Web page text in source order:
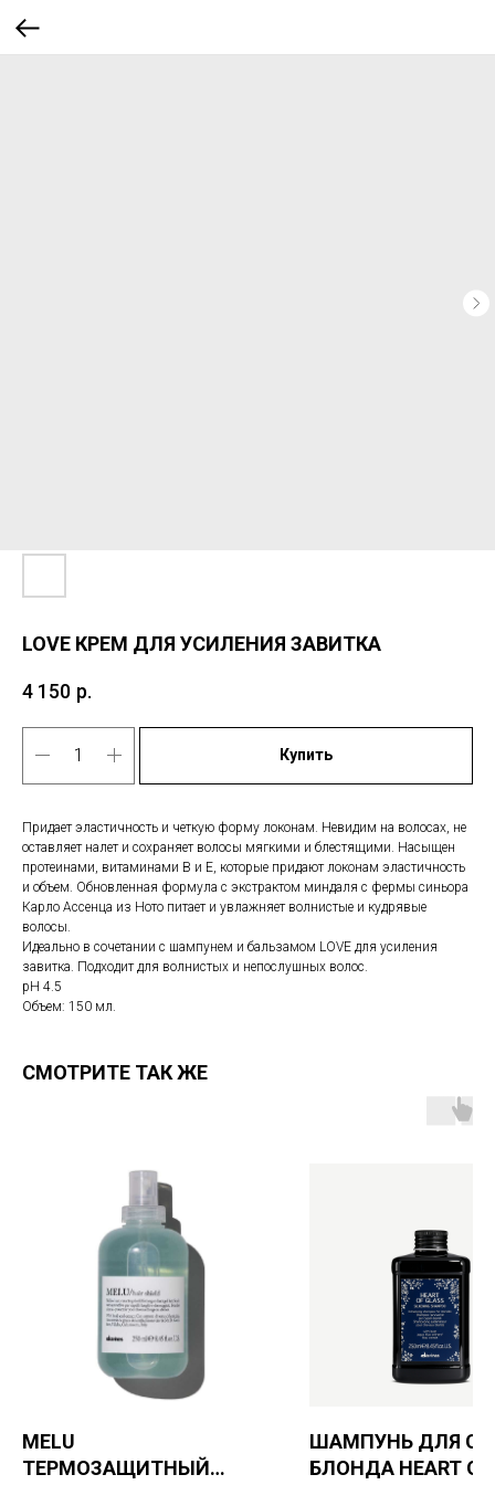
LOVE КРЕМ ДЛЯ УСИЛЕНИЯ ЗАВИТКА
4 150 р.
Купить
Придает эластичность и четкую форму локонам. Невидим на волосах, не
оставляет налет и сохраняет волосы мягкими и блестящими. Насыщен
протеинами, витаминами В и Е, которые придают локонам эластичность
и объем. Обновленная формула с экстрактом миндаля с фермы синьора
Карло Ассенца из Ното питает и увлажняет волнистые и кудрявые
волосы.
Идеально в сочетании с шампунем и бальзамом LOVE для усиления
завитка. Подходит для волнистых и непослушных волос.
pH 4.5
Объем: 150 мл.
СМОТРИТЕ ТАК ЖЕ
MELU
ТЕРМОЗАЩИТНЫЙ
ШАМПУНЬ ДЛЯ
БЛОНДА HEART OF